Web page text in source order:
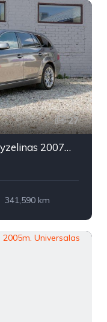
27
BMW 530 nuo 108 €/ mėn Dyzelinas 2007m. Universalas Automatinė
341,590 km